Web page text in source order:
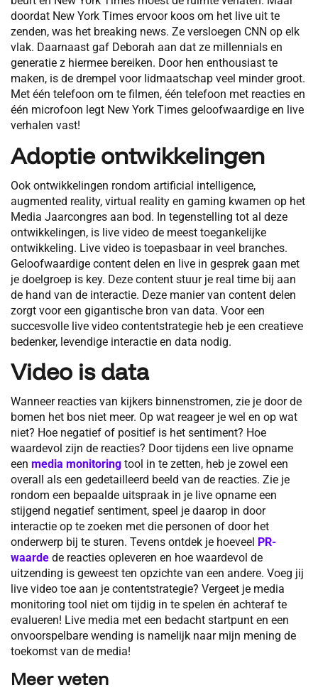
doordat New York Times ervoor koos om het live uit te
zenden, was het breaking news. Ze versloegen CNN op elk
vlak. Daarnaast gaf Deborah aan dat ze millennials en
generatie z hiermee bereiken. Door hen enthousiast te
maken, is de drempel voor lidmaatschap veel minder groot.
Met één telefoon om te filmen, één telefoon met reacties en
één microfoon legt New York Times geloofwaardige en live
verhalen vast!
Adoptie ontwikkelingen
Ook ontwikkelingen rondom artificial intelligence,
augmented reality, virtual reality en gaming kwamen op het
Media Jaarcongres aan bod. In tegenstelling tot al deze
ontwikkelingen, is live video de meest toegankelijke
ontwikkeling. Live video is toepasbaar in veel branches.
Geloofwaardige content delen en live in gesprek gaan met
je doelgroep is key. Deze content stuur je real time bij aan
de hand van de interactie. Deze manier van content delen
zorgt voor een gigantische bron van data. Voor een
succesvolle live video contentstrategie heb je een creatieve
bedenker, levendige interactie en data nodig.
Video is data
Wanneer reacties van kijkers binnenstromen, zie je door de
bomen het bos niet meer. Op wat reageer je wel en op wat
niet? Hoe negatief of positief is het sentiment? Hoe
waardevol zijn de reacties? Door tijdens een live opname
een media monitoring tool in te zetten, heb je zowel een
overall als een gedetailleerd beeld van de reacties. Zie je
rondom een bepaalde uitspraak in je live opname een
stijgend negatief sentiment, speel je daarop in door
interactie op te zoeken met die personen of door het
onderwerp bij te sturen. Tevens ontdek je hoeveel PR-
waarde de reacties opleveren en hoe waardevol de
uitzending is geweest ten opzichte van een andere. Voeg jij
live video toe aan je contentstrategie? Vergeet je media
monitoring tool niet om tijdig in te spelen én achteraf te
evalueren! Live media met een bedacht startpunt en een
onvoorspelbare wending is namelijk naar mijn mening de
toekomst van de media!
Meer weten